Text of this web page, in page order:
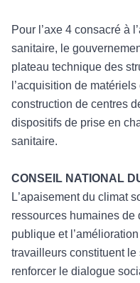
Pour l ’axe 4 consacré à
sanitaire, le
plateau technique des
l’acquisition de
construction de centres
dispositifs de prise en
sanitaire.
CONSEIL NATIONAL
L’apaisement du climat
ressources humaines de
publique et
travailleurs constituent le
renforcer le dialogue